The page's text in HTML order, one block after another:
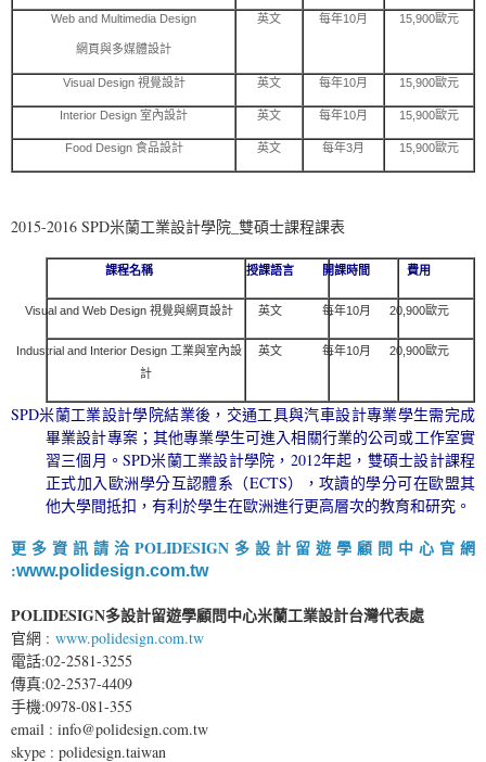
Web and Multimedia Design
網頁與多媒體設計
英文 每年10月 15,900歐元
Visual Design 視覺設計 英文 每年10月 15,900歐元
Interior Design 室內設計 英文 每年10月 15,900歐元
Food Design 食品設計 英文 每年3月 15,900歐元
2015-2016 SPD米蘭工業設計學院_雙碩士課程課表
課程名稱 授課語言 開課時間 費用
Visual and Web Design 視覺與網頁設計 英文 每年10月 20,900歐元
Industrial and Interior Design 工業與室內設
計
英文 每年10月 20,900歐元
SPD米蘭工業設計學院結業後，交通工具與汽車設計專業學生需完成
畢業設計專案；其他專業學生可進入相關行業的公司或工作室實
習三個月。SPD米蘭工業設計學院，2012年起，雙碩士設計課程
正式加入歐洲學分互認體系（ECTS），攻讀的學分可在歐盟其
他大學間抵扣，有利於學生在歐洲進行更高層次的教育和研究。
更多資訊請洽 POLIDESIGN多設計留遊學顧問中心 官網
:www.polidesign.com.tw
POLIDESIGN多設計留遊學顧問中心米蘭工業設計台灣代表處
官網 : www.polidesign.com.tw
電話:02-2581-3255
傳真:02-2537-4409
手機:0978-081-355
email : info@polidesign.com.tw
skype : polidesign.taiwan